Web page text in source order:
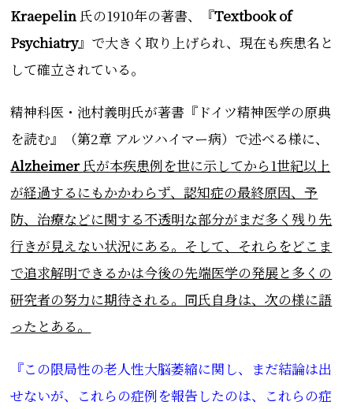
Kraepelin氏の1910年の著書、『Textbook of
Psychiatry』で大きく取り上げられ、現在も疾患名と
して確立されている。
精神科医・池村義明氏が著書『ドイツ精神医学の原典
を読む』（第2章 アルツハイマー病）で述べる様に、
Alzheimer氏が本疾患例を世に示してから1世紀以上
が経過するにもかかわらず、認知症の最終原因、予
防、治療などに関する不透明な部分がまだ多く残り先
行きが見えない状況にある。そして、それらをどこま
で追求解明できるかは今後の先端医学の発展と多くの
研究者の努力に期待される。同氏自身は、次の様に語
ったとある。
『この限局性の老人性大脳萎縮に関し、まだ結論は出
せないが、これらの症例を報告したのは、これらの症